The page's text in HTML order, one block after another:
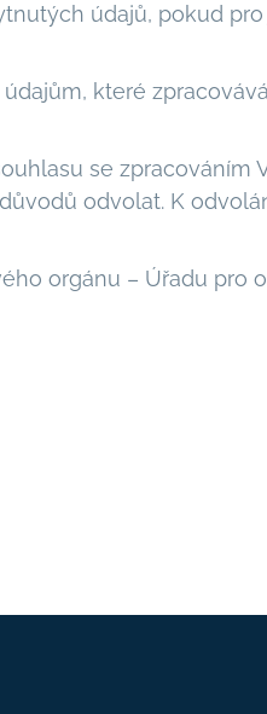
údajů, pokud
které
se
odvolat. K
orgánu – Úřadu pro